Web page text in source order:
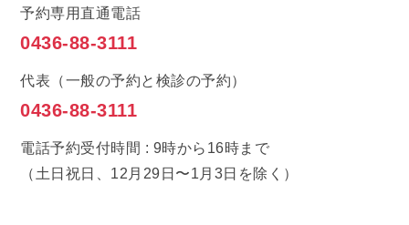
センターの概要
病院基本理念
施設について
患者さん向け情報
予約専用直通電話
0436-88-3111
代表（一般の予約と検診の予約）
0436-88-3111
電話予約受付時間 : 9時から16時まで
（土日祝日、12月29日〜1月3日を除く）